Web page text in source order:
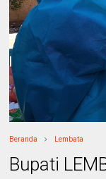
Beranda Lembata
Bupati